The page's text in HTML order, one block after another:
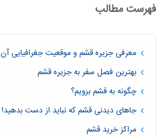
فهرست مطالب
معرفی جزیره قشم و موقعیت جغرافیایی آن
بهترین فصل سفر به جزیره قشم
چگونه به قشم برویم؟
جاهای دیدنی قشم که نباید از دست بدهید!
مراکز خرید قشم